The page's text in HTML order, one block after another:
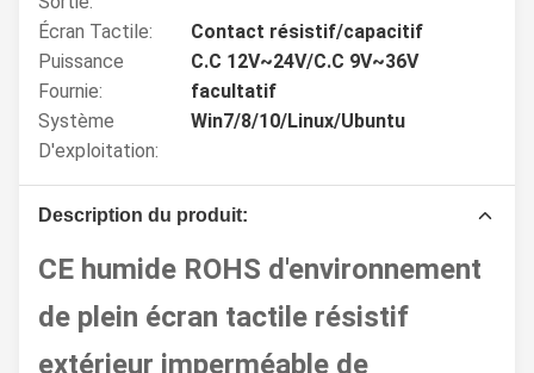
Écran Tactile:
Contact résistif/capacitif
Puissance
Fournie:
C.C 12V~24V/C.C 9V~36V
facultatif
Système
D'exploitation:
Win7/8/10/Linux/Ubuntu
Description du produit:
CE humide ROHS d'environnement
de plein écran tactile résistif
extérieur imperméable de